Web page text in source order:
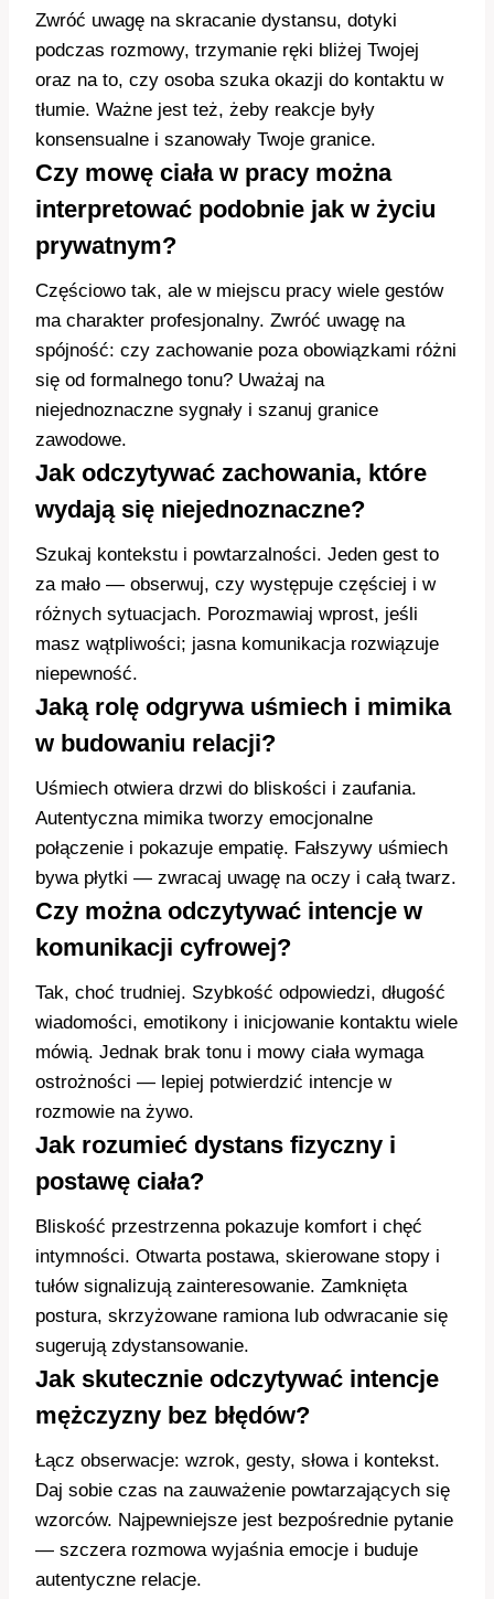
Zwróć uwagę na skracanie dystansu, dotyki
podczas rozmowy, trzymanie ręki bliżej Twojej
oraz na to, czy osoba szuka okazji do kontaktu w
tłumie. Ważne jest też, żeby reakcje były
konsensualne i szanowały Twoje granice.
Czy mowę ciała w pracy można
interpretować podobnie jak w życiu
prywatnym?
Częściowo tak, ale w miejscu pracy wiele gestów
ma charakter profesjonalny. Zwróć uwagę na
spójność: czy zachowanie poza obowiązkami różni
się od formalnego tonu? Uważaj na
niejednoznaczne sygnały i szanuj granice
zawodowe.
Jak odczytywać zachowania, które
wydają się niejednoznaczne?
Szukaj kontekstu i powtarzalności. Jeden gest to
za mało — obserwuj, czy występuje częściej i w
różnych sytuacjach. Porozmawiaj wprost, jeśli
masz wątpliwości; jasna komunikacja rozwiązuje
niepewność.
Jaką rolę odgrywa uśmiech i mimika
w budowaniu relacji?
Uśmiech otwiera drzwi do bliskości i zaufania.
Autentyczna mimika tworzy emocjonalne
połączenie i pokazuje empatię. Fałszywy uśmiech
bywa płytki — zwracaj uwagę na oczy i całą twarz.
Czy można odczytywać intencje w
komunikacji cyfrowej?
Tak, choć trudniej. Szybkość odpowiedzi, długość
wiadomości, emotikony i inicjowanie kontaktu wiele
mówią. Jednak brak tonu i mowy ciała wymaga
ostrożności — lepiej potwierdzić intencje w
rozmowie na żywo.
Jak rozumieć dystans fizyczny i
postawę ciała?
Bliskość przestrzenna pokazuje komfort i chęć
intymności. Otwarta postawa, skierowane stopy i
tułów signalizują zainteresowanie. Zamknięta
postura, skrzyżowane ramiona lub odwracanie się
sugerują zdystansowanie.
Jak skutecznie odczytywać intencje
mężczyzny bez błędów?
Łącz obserwacje: wzrok, gesty, słowa i kontekst.
Daj sobie czas na zauważenie powtarzających się
wzorców. Najpewniejsze jest bezpośrednie pytanie
— szczera rozmowa wyjaśnia emocje i buduje
autentyczne relacje.